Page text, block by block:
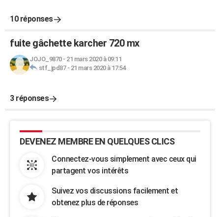
10 réponses
fuite gâchette karcher 720 mx
JOJO_9870- 21 mars 2020 à 09:11
stf_jpd87- 21 mars 2020 à 17:54
3 réponses
DEVENEZ MEMBRE EN QUELQUES CLICS
Connectez-vous simplement avec ceux qui
partagent vos intérêts
Suivez vos discussions facilement et
obtenez plus de réponses